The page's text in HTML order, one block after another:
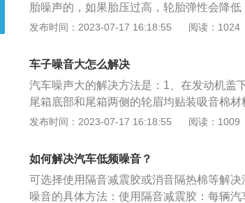
胎噪声的，如果胎压过高，轮胎弹性会降
出现沙沙声音。所以应该让胎压保持在正确
的颜色，在上车前看一眼就能知道胎压是否
质，使用了一段时间的车子后，轮胎的花
属块等杂质。而石块在与地面摩擦后便会出
里不仅会产生噪声，还会降低轮胎的抓地
可以用清石钩及时把石块钩出来，减少噪声
上安装一些隔音棉，这样就能在很大程度上
及内饰，同时还要把轮胎以及翼子板内衬
弧上方部位、四个翼子板以及底盘处贴上
发布时间：2023-07-17 16:18:55 阅读：1024
车子噪音大怎么解决
汽车噪声大的解决方法是：1、在发动机盖
尾箱底部和尾箱两侧的轮眉均贴装吸音棉
容易出噪声的地方安装专业的减震板；5、
冷却系统故障；机油品质差；发动机缺缸；
发布时间：2023-07-17 16:18:55 阅读：1009
如何解决汽车低频噪音？
可选择使用隔音减震胶或消音隔热棉等解
噪音的具体方法：使用隔音减震胶：每辆